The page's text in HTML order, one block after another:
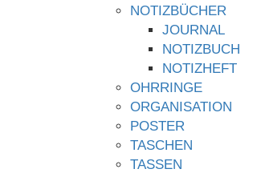
NOTIZBÜCHER
JOURNAL
NOTIZBUCH
NOTIZHEFT
OHRRINGE
ORGANISATION
POSTER
TASCHEN
TASSEN